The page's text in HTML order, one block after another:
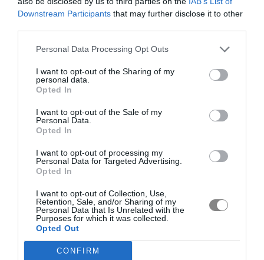
Downstream Participants that may further disclose it to other
Personal Data Processing Opt Outs
I want to opt-out of the Sharing of my
personal data.
Opted In
I want to opt-out of the Sale of my
Personal Data.
Opted In
I want to opt-out of processing my
Personal Data for Targeted Advertising.
Opted In
I want to opt-out of Collection, Use,
Retention, Sale, and/or Sharing of my
Personal Data that Is Unrelated with the
Purposes for which it was collected.
Opted Out
CONFIRM